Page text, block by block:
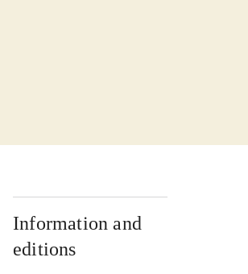
Information and
editions